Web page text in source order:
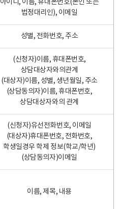
아이디, 이름, 휴대폰번호(본인 또는
법정대리인), 이메일
성별, 전화번호, 주소
(신청자)이름, 휴대폰번호,
상담대상자와의관계
(대상자)이름, 성별, 생년월일, 주소
(상담동의자)이름, 휴대폰번호,
상담대상자와의 관계
(신청자)유선전화번호, 이메일
(대상자)휴대폰번호, 전화번호,
학생일경우 학제 정보(학교/학년)
(상담동의자)이메일
이름, 제목, 내용